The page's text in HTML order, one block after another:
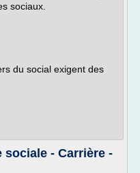
sociaux.
du social exigent des
- Carrière -